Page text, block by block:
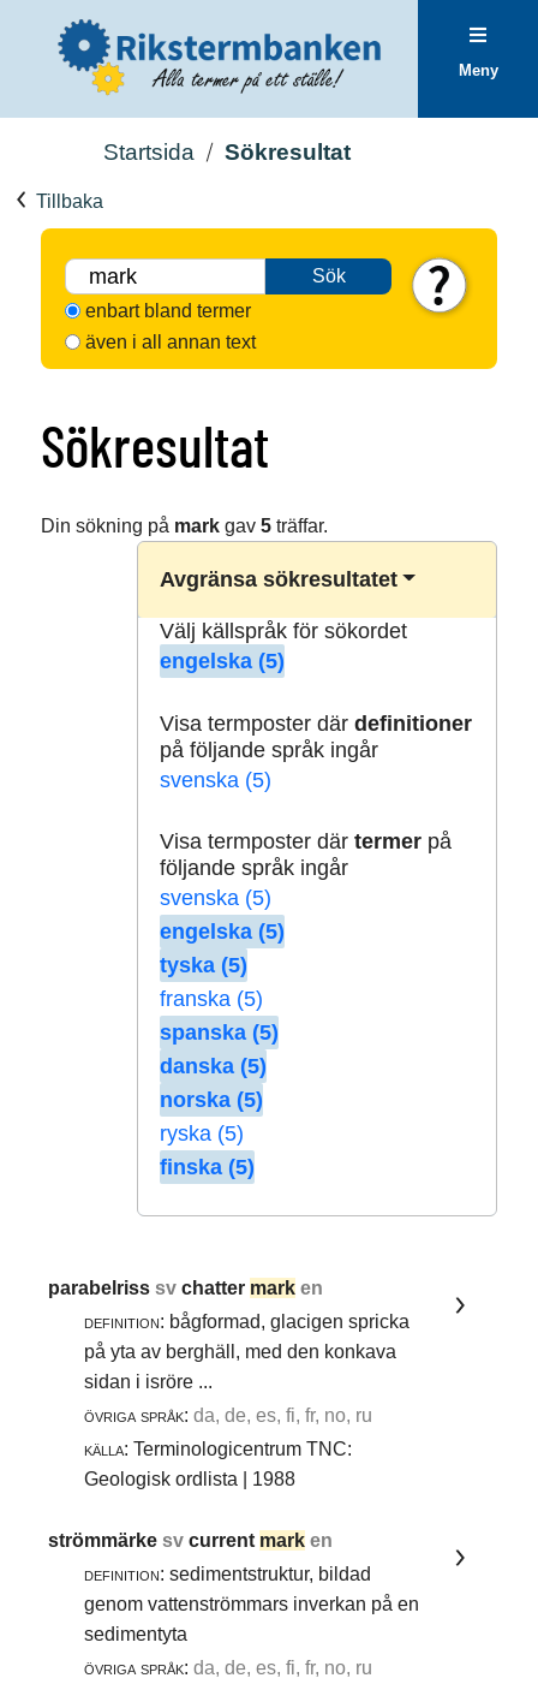
Meny
Startsida Sökresultat
Tillbaka
Sök
enbart bland termer
även i all annan text
Sökresultat
Din sökning på markgav 5träffar.
Avgränsa sökresultatet
Välj källspråk för sökordet
engelska (5)
Visa termposter där definitioner
på följande språk ingår
svenska (5)
Visa termposter där termerpå
följande språk ingår
svenska (5)
engelska (5)
tyska (5)
franska (5)
spanska (5)
danska (5)
norska (5)
ryska (5)
finska (5)
parabelrisssvchatter mark en
definition: bågformad, glacigen spricka
på yta av berghäll, med den konkava
sidan i isröre ...
övriga språk: da, de, es, fi, fr, no, ru
källa: Terminologicentrum TNC:
Geologisk ordlista | 1988
strömmärkesvcurrent mark en
definition: sedimentstruktur, bildad
genom vattenströmmars inverkan på en
sedimentyta
övriga språk: da, de, es, fi, fr, no, ru